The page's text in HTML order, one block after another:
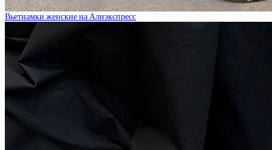
Вьетнамки женские на Алиэкспресс